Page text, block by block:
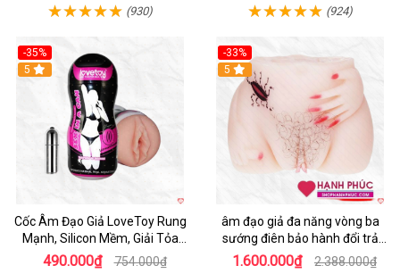
(930) (924)
-35%
5
Cốc Âm Đạo Giả LoveToy Rung
Mạnh, Silicon Mềm, Giải Tỏa
Sinh Lý
490.000₫ 754.000₫
-33%
5
âm đạo giả đa năng vòng ba
sướng điên bảo hành đổi trả
nhanh
1.600.000₫ 2.388.000₫